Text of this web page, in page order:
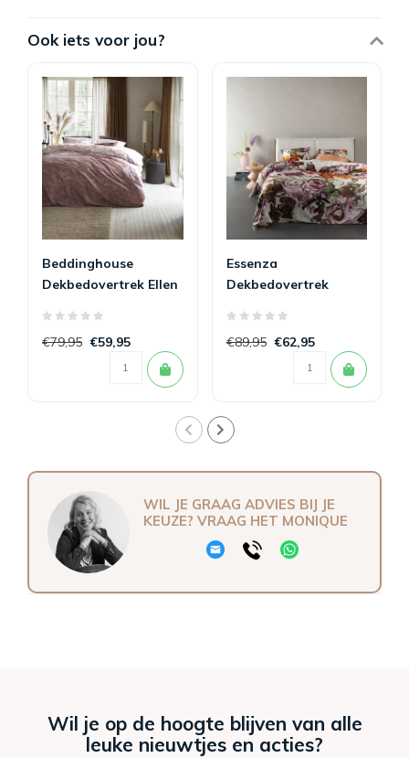
Ook iets voor jou?
Beddinghouse
Dekbedovertrek Ellen
€79,95 €59,95
Essenza
Dekbedovertrek
€89,95 €62,95
WIL JE GRAAG ADVIES BIJ JE
KEUZE? VRAAG HET MONIQUE
Wil je op de hoogte blijven van alle
leuke nieuwtjes en acties?